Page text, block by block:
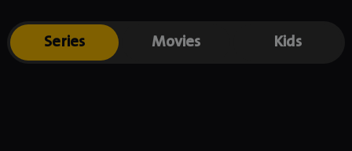
Series Movies Kids